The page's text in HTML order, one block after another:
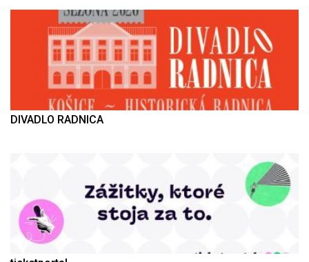
DIVADLO RADNICA